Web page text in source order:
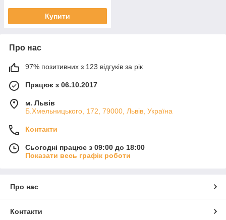
Купити
Про нас
97% позитивних з 123 відгуків за рік
Працює з 06.10.2017
м. Львів
Б.Хмельницького, 172, 79000, Львів, Україна
Контакти
Сьогодні працює з 09:00 до 18:00
Показати весь графік роботи
Про нас
Контакти